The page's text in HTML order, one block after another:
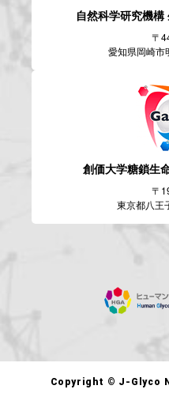
自然科学研究機構
〒
愛知県岡崎市
創価大学糖鎖生
〒
東京都八王
Copyright © J-Glyco